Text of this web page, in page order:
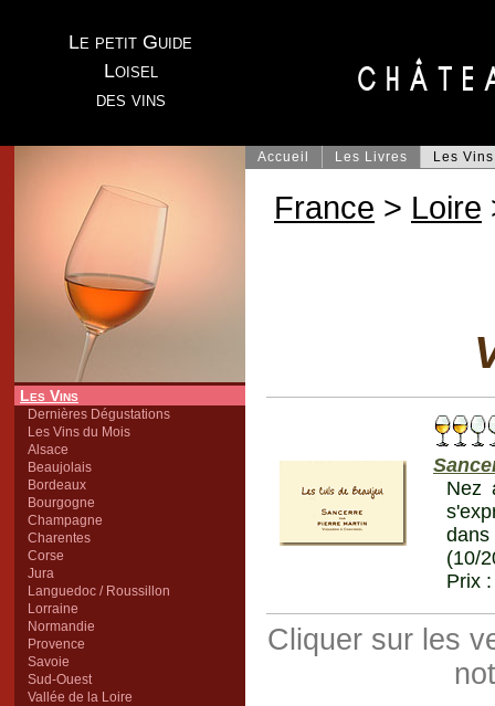
Le petit Guide
Loisel
des vins
Les Vins
Dernières Dégustations
Les Vins du Mois
Alsace
Beaujolais
Bordeaux
Bourgogne
Champagne
Charentes
Corse
Jura
Languedoc / Roussillon
Lorraine
Normandie
Provence
Savoie
Sud-Ouest
Vallée de la Loire
Accueil Les Livres Les Vins
France > Loire
Nez
(10/
Prix
Cliquer sur les